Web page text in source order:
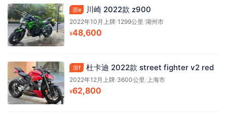
浙e 川崎 2022款 z900
2022年10月上牌/1299公里 /湖州市
¥48,600
浙f 杜卡迪 2022款 street fighter v2 red
2022年12月上牌/3600公里 /上海市
¥62,800